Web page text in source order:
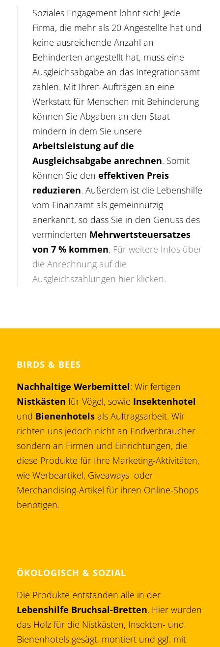
Soziales Engagement lohnt sich! Jede
Firma, die mehr als 20 Angestellte hat und
keine ausreichende Anzahl an
Behinderten angestellt hat, muss eine
Ausgleichsabgabe an das Integrationsamt
zahlen. Mit Ihren Aufträgen an eine
Werkstatt für Menschen mit Behinderung
können Sie Abgaben an den Staat
mindern in dem Sie unsere
Arbeitsleistung auf die
Ausgleichsabgabe anrechnen. Somit
können Sie den effektiven Preis
reduzieren. Außerdem ist die Lebenshilfe
vom Finanzamt als gemeinnützig
anerkannt, so dass Sie in den Genuss des
verminderten Mehrwertsteuersatzes
von 7 % kommen. Für weitere Infos über
die Anrechnung auf die
Ausgleichszahlungen hier klicken.
BIRDS & BEES
Nachhaltige Werbemittel: Wir fertigen
Nistkästen für Vögel, sowie Insektenhotel
und Bienenhotelsals Auftragsarbeit. Wir
richten uns jedoch nicht an Endverbraucher
sondern an Firmen und Einrichtungen, die
diese Produkte für Ihre Marketing-Aktivitäten,
wie Werbeartikel, Giveaways oder
Merchandising-Artikel für ihren Online-Shops
benötigen.
ÖKOLOGISCH & SOZIAL
Die Produkte entstanden alle in der
Lebenshilfe Bruchsal-Bretten. Hier wurden
das Holz für die Nistkästen, Insekten- und
Bienenhotels gesägt, montiert und ggf. mit